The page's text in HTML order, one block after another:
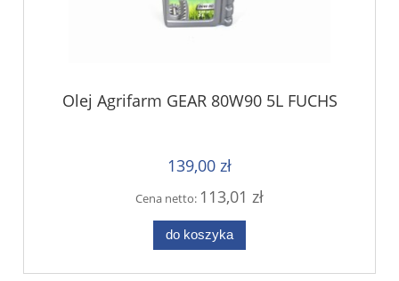
Olej Agrifarm GEAR 80W90 5L FUCHS
139,00 zł
Cena netto: 113,01 zł
do koszyka